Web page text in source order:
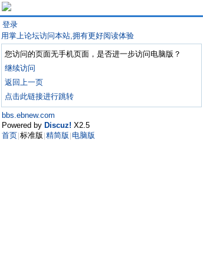
登录
用掌上论坛访问本站,拥有更好阅读体验
您访问的页面无手机页面，是否进一步访问电脑版？
继续访问
返回上一页
点击此链接进行跳转
bbs.ebnew.com
Powered by Discuz! X2.5
首页 标准版 精简版 电脑版